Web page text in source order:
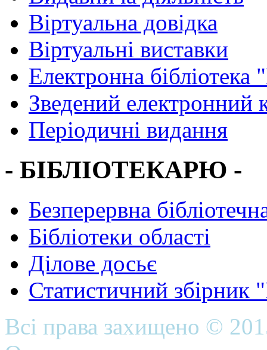
Віртуальна довідка
Віртуальні виставки
Електронна
Зведений електронний
Періодичні видання
- БІБЛІОТЕКАРЮ -
Безперервна
Бібліотеки області
Ділове досьє
Статистичний
Всі права захищено ©